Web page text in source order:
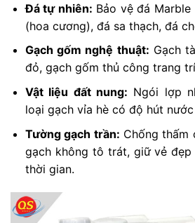
Đá tự nhiên: Bảo vệ đá
(hoa cương), đá sa thạch, đá
Gạch gốm nghệ thuật: Gạch
đỏ, gạch gốm thủ công trang
Vật liệu đất nung: Ngói lợp
loại gạch vỉa hè có độ hút
Tường gạch trần: Chống thấm
gạch không tô trát, giữ vẻ
thời gian.